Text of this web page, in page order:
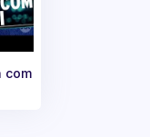
com